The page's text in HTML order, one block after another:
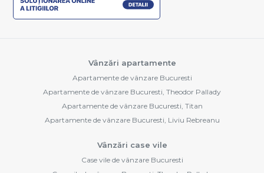
Vânzări apartamente
Apartamente de vânzare Bucuresti
Apartamente de vânzare Bucuresti, Theodor Pallady
Apartamente de vânzare Bucuresti, Titan
Apartamente de vânzare Bucuresti, Liviu Rebreanu
Vânzări case vile
Case vile de vânzare Bucuresti